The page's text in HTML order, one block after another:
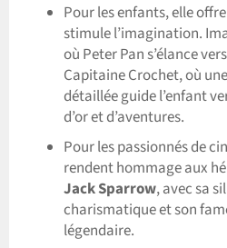
Pour les enfants, elle
stimule l’imagination.
où Peter Pan s’élance
Capitaine Crochet, où
détaillée guide l’enfant
d’or et d’aventures.
Pour les passionnés de
rendent hommage aux
Jack Sparrow, avec sa
charismatique et son
légendaire.